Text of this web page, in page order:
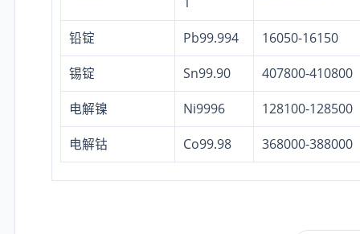
铅锭 Pb99.994
16050-16150
锡锭
Sn99.90
407800-410800
电解镍
Ni9996
128100-128500
电解钴
Co99.98 368000-388000